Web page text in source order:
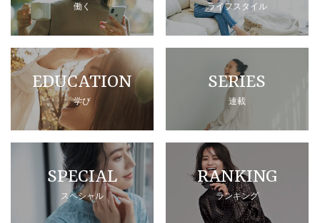
働く ライフスタイル
EDUCATION
学び
SERIES
連載
SPECIAL
スペシャル
RANKING
ランキング